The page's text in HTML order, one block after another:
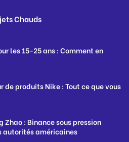
Chauds
les 15-25 ans : Comment en
produits Nike : Tout ce que vous
Zhao : Binance sous pression
autorités américaines